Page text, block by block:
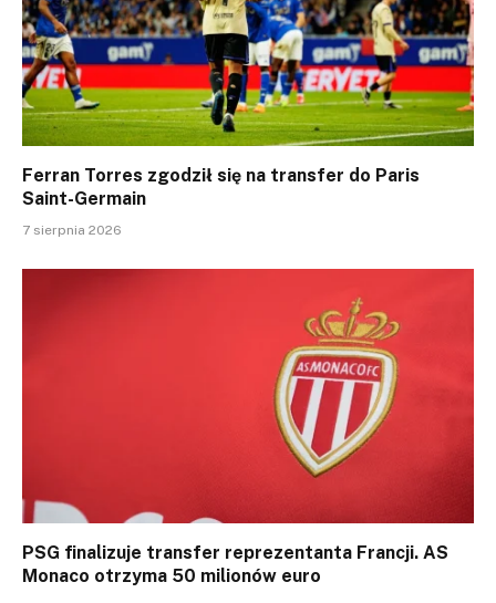
Ferran Torres zgodził się na transfer do Paris
Saint-Germain
7 sierpnia 2026
PSG finalizuje transfer reprezentanta Francji. AS
Monaco otrzyma 50 milionów euro